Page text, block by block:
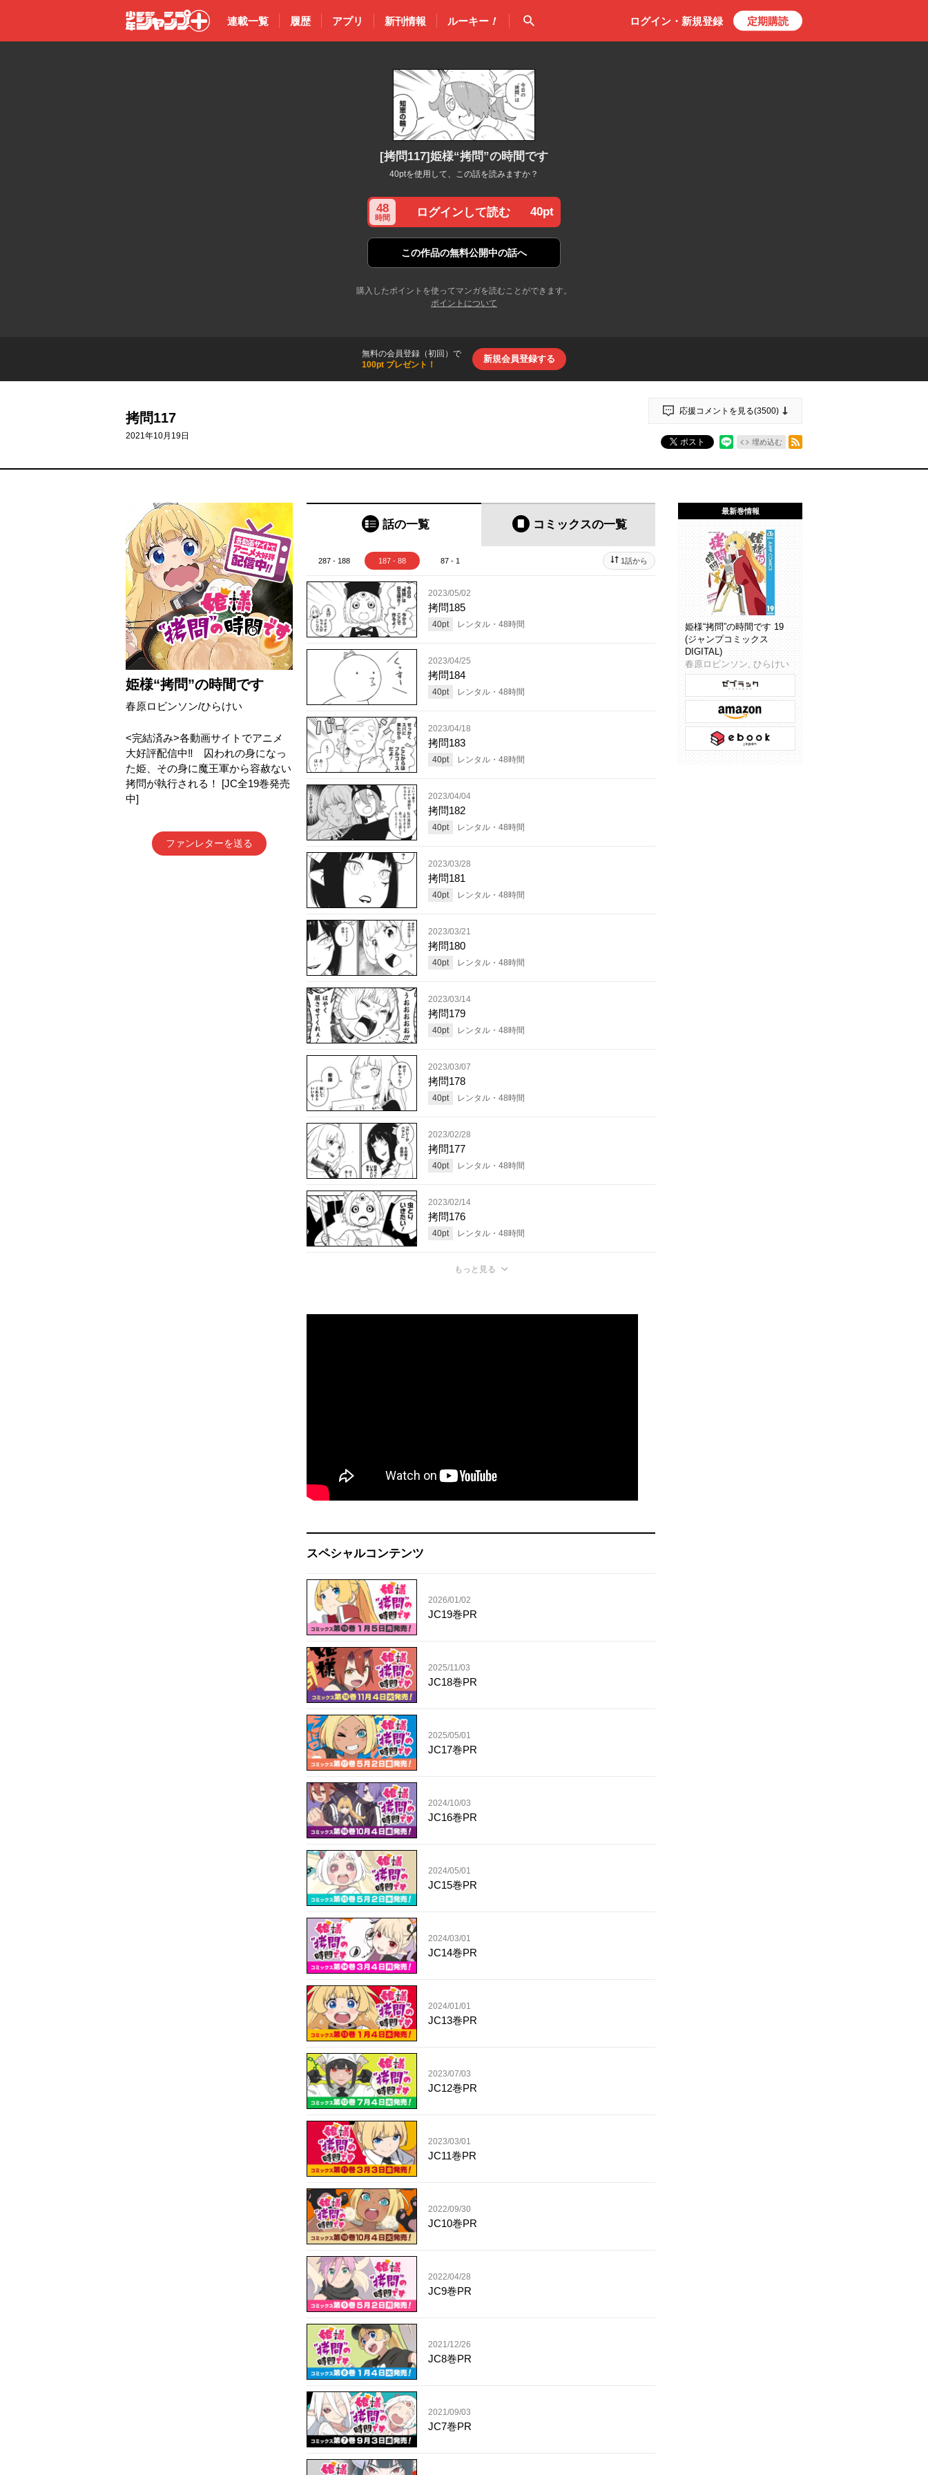
少年ジャン
連載一覧 履歴 アプリ 新刊情報 ルーキー！ 検索 ログイン・ 新規登録 定期購読
[拷問117]姫様“拷問”の時間です
40ptを使用して、この話を読みますか？
48
時間 ログインして読む 40pt
この作品の無料公開中の話へ
購入したポイントを使ってマンガを読むことができます。
ポイントについて
無料の会員登録（初回）で
100pt プレゼント！
新規会員登録する
拷問117
2021年10月19日
応援コメントを見る(3500)
ポスト 埋め込む
姫様“拷問”の時間です
春原ロビンソン/ひらけい
<完結済み>各動画サイトでアニメ
大好評配信中‼ 囚われの身になっ
た姫、その身に魔王軍から容赦ない
拷問が執行される！ [JC全19巻発売
中]
ファンレターを送る
話の一覧 コミックスの一覧
287 - 188 187 - 88 87 - 1 1話から
2023/05/02
拷問185
40pt レンタル・ 48時間
2023/04/25
拷問184
40pt レンタル・ 48時間
2023/04/18
拷問183
40pt レンタル・ 48時間
2023/04/04
拷問182
40pt レンタル・ 48時間
2023/03/28
拷問181
40pt レンタル・ 48時間
2023/03/21
拷問180
40pt レンタル・ 48時間
2023/03/14
拷問179
40pt レンタル・ 48時間
2023/03/07
拷問178
40pt レンタル・ 48時間
2023/02/28
拷問177
40pt レンタル・ 48時間
2023/02/14
拷問176
40pt レンタル・ 48時間
もっと見る
スペシャルコンテンツ
2026/01/02
JC19巻PR
2025/11/03
JC18巻PR
2025/05/01
JC17巻PR
2024/10/03
JC16巻PR
2024/05/01
JC15巻PR
2024/03/01
JC14巻PR
2024/01/01
JC13巻PR
2023/07/03
JC12巻PR
2023/03/01
JC11巻PR
2022/09/30
JC10巻PR
2022/04/28
JC9巻PR
2021/12/26
JC8巻PR
2021/09/03
JC7巻PR
最新巻情報
姫様“拷問”の時間です 19
(ジャンプコミックス
DIGITAL)
春原ロビンソン, ひらけい